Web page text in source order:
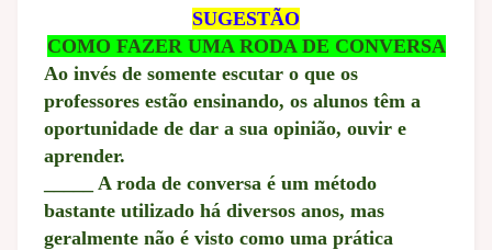
SUGESTÃO
COMO FAZER UMA RODA DE CONVERSA
Ao invés de somente escutar o que os
professores estão ensinando, os alunos têm a
oportunidade de dar a sua opinião, ouvir e
aprender.
_____ A roda de conversa é um método
bastante utilizado há diversos anos, mas
geralmente não é visto como uma prática